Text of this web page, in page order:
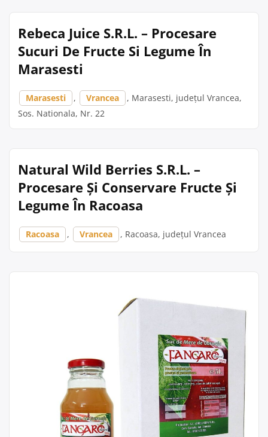
Rebeca Juice S.R.L. – Procesare
Sucuri De Fructe Si Legume În
Marasesti
Marasesti , Vrancea
, Marasesti, județul Vrancea,
Sos. Nationala, Nr. 22
Natural Wild Berries S.R.L. –
Procesare Și Conservare Fructe Și
Legume În Racoasa
Racoasa , Vrancea , Racoasa, județul Vrancea